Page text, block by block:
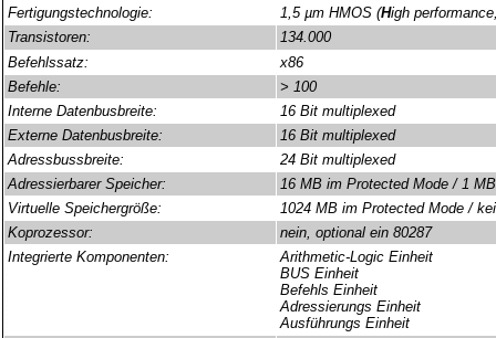
Fertigungstechnologie:
1,5 µm HMOS (High
Transistoren:
134.000
Befehlssatz:
x86
Befehle:
> 100
Interne Datenbusbreite:
16 Bit multiplexed
Externe Datenbusbreite:
16 Bit multiplexed
Adressbussbreite:
24 Bit multiplexed
Adressierbarer Speicher:
16 MB im Protected Mode / 1
Virtuelle Speichergröße:
1024 MB im Protected Mode /
Koprozessor:
nein, optional ein 80287
Integrierte Komponenten:
Arithmetic-Logic Einheit
BUS Einheit
Befehls Einheit
Adressierungs Einheit
Ausführungs Einheit